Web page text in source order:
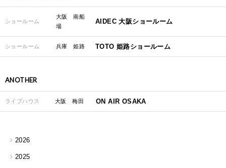
ショールーム
大阪 南船
場
AIDEC 大阪ショールーム
ショールーム 兵庫 姫路 TOTO 姫路ショールーム
ANOTHER
ライブハウス 大阪 梅田 ON AIR OSAKA
2026
2025